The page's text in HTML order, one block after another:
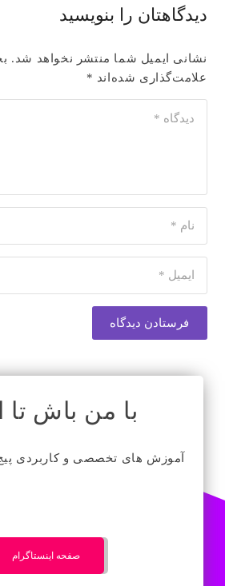
دیدگاهتان را بنویسید
نشانی ایمیل شما منتشر نخواهد شد.
علامت‌گذاری شده‌اند *
فرستادن دیدگاه
با من باش تا
آموزش های تخصصی و کاربردی
صفحه اینستاگرام